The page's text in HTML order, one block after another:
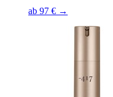
ab 97 € →